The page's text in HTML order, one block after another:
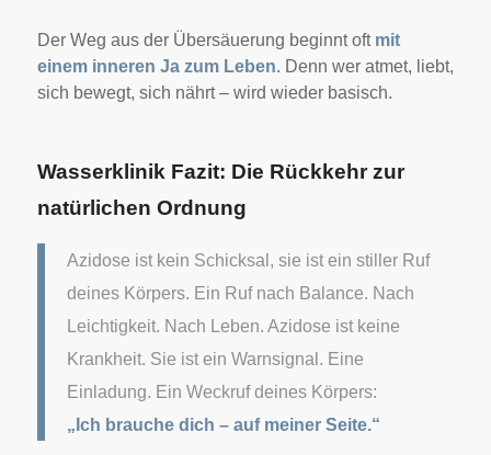
Der Weg aus der Übersäuerung beginnt oft mit
einem inneren Ja zum Leben. Denn wer atmet, liebt,
sich bewegt, sich nährt – wird wieder basisch.
Wasserklinik Fazit: Die Rückkehr zur
natürlichen Ordnung
Azidose ist kein Schicksal, sie ist ein stiller Ruf
deines Körpers. Ein Ruf nach Balance. Nach
Leichtigkeit. Nach Leben. Azidose ist keine
Krankheit. Sie ist ein Warnsignal. Eine
Einladung. Ein Weckruf deines Körpers:
„Ich brauche dich – auf meiner Seite.“